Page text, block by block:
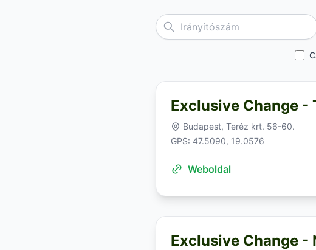
Exclusive Change -
Budapest, Teréz krt. 56-60.
GPS: 47.5090, 19.0576
Weboldal
Exclusive Change -